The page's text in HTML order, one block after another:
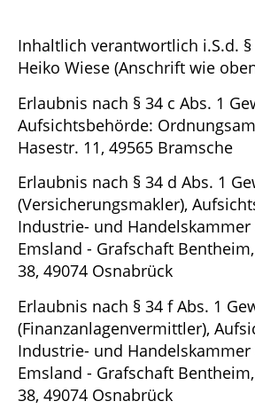
Inhaltlich verantwortlich i.S.d. §
Heiko Wiese (Anschrift wie
Erlaubnis nach § 34 c Abs. 1
Aufsichtsbehörde:
Hasestr. 11, 49565 Bramsche
Erlaubnis nach § 34 d Abs. 1
(Versicherungsmakler),
Industrie- und Handelskammer
Emsland - Grafschaft
38, 49074 Osnabrück
Erlaubnis nach § 34 f Abs. 1
(Finanzanlagenvermittler),
Industrie- und Handelskammer
Emsland - Grafschaft
38, 49074 Osnabrück